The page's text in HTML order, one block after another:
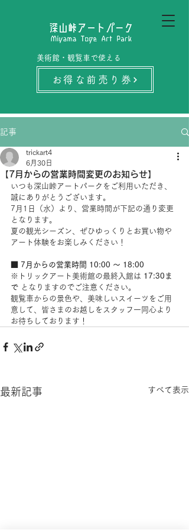
美術館・観覧車で使える
お得な前売り券
記事
【7月からの営業時間変更のお知らせ】
trickart4
6月30日
いつも深山峠アートパークをご利用いただき、
誠にありがとうございます。
7月1日（水）より、営業時間が下記の通り変更
となります。
夏の観光シーズン、ぜひゆっくりとお買い物や
アート体験をお楽しみください！
■ 7月からの営業時間 10:00 ～ 18:00
※トリックアート美術館の最終入館は 17:30ま
で となりますのでご注意ください。
観覧車からの景色や、美味しいスイーツをご用
意して、皆さまのお越しをスタッフ一同心より
お待ちしております！
最新記事 すべて表示